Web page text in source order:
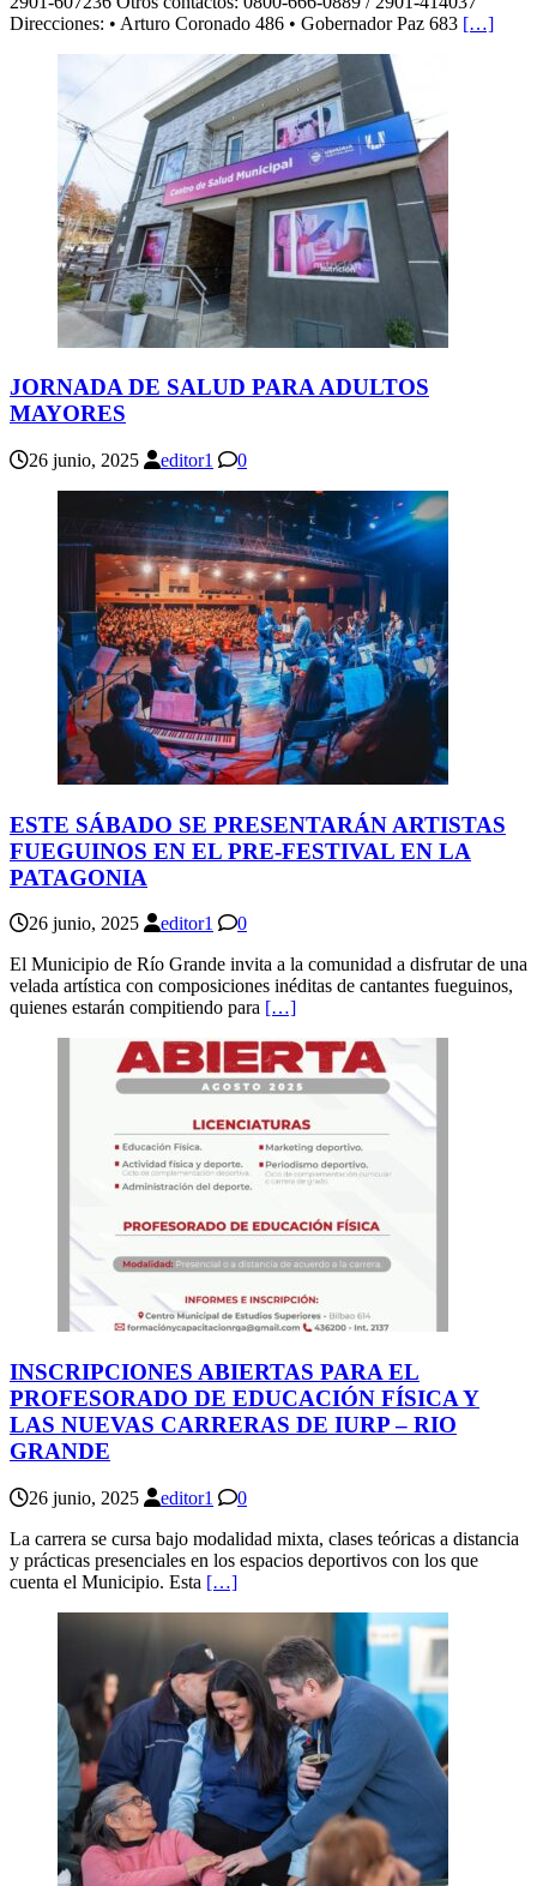
Direcciones: • Arturo Coronado 486 • Gobernador Paz 683 […]
JORNADA DE SALUD PARA ADULTOS
MAYORES
26 junio, 2025 editor1 0
ESTE SÁBADO SE PRESENTARÁN ARTISTAS
FUEGUINOS EN EL PRE-FESTIVAL EN LA
PATAGONIA
26 junio, 2025 editor1
0
El Municipio de Río Grande invita a la comunidad a disfrutar de una
velada artística con composiciones inéditas de cantantes fueguinos,
quienes estarán compitiendo para […]
INSCRIPCIONES ABIERTAS PARA EL
PROFESORADO DE EDUCACIÓN FÍSICA Y
LAS NUEVAS CARRERAS DE IURP – RIO
GRANDE
26 junio, 2025 editor1
0
La carrera se cursa bajo modalidad mixta, clases teóricas a distancia
y prácticas presenciales en los espacios deportivos con los que
cuenta el Municipio. Esta […]